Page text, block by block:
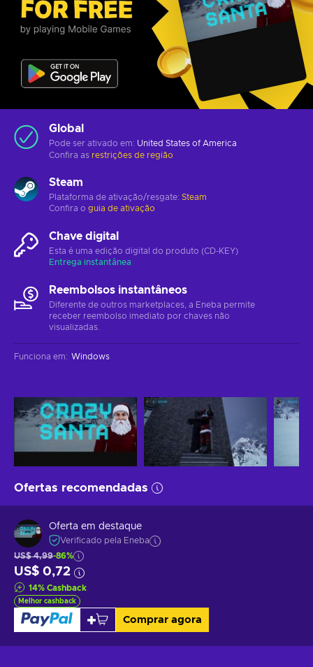
Global
Pode ser ativado em: United States of America
Confira as restrições de região
Steam
Plataforma de ativação/resgate: Steam
Confira o guia de ativação
Chave digital
Esta é uma edição digital do produto (CD-KEY)
Entrega instantânea
Reembolsos instantâneos
Diferente de outros marketplaces, a Eneba permite
receber reembolso imediato por chaves não
visualizadas.
Funciona em: Windows
Ofertas recomendadas
Oferta em destaque
Verificado pela Eneba
US$ 4,99-86%
US$ 0,72
14% Cashback
Melhor cashback
Comprar agora